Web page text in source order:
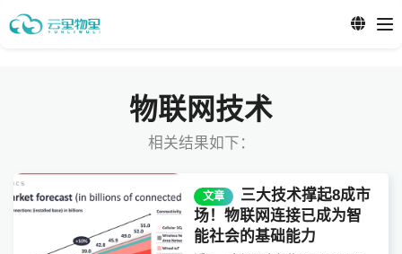
物联网技术
相关结果如下：
文章
三大技术撑起8成市
场！物联网连接已成为智
能社会的基础能力